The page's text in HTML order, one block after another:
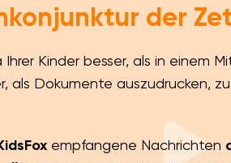
der
Kinder besser, als in einem
als Dokumente auszudrucken,
empfangene Nachrichten